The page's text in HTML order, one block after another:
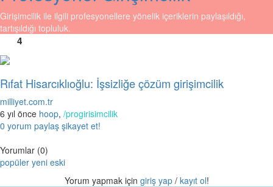
Girişimcilik ile ilgili profesyonellere yönelik içeriklerin paylaşıldığı,
tartışıldığı topluluk.
4
Rıfat Hisarcıklıoğlu: İşsizliğe çözüm girişimcilik
milliyet.com.tr
6 yıl önce hoop, /progirisimcilik
0 yorum paylaş şikayet et!
Yorumlar (0)
popüler yeni eski
Yorum yapmak için giriş yap/ kayıt ol!